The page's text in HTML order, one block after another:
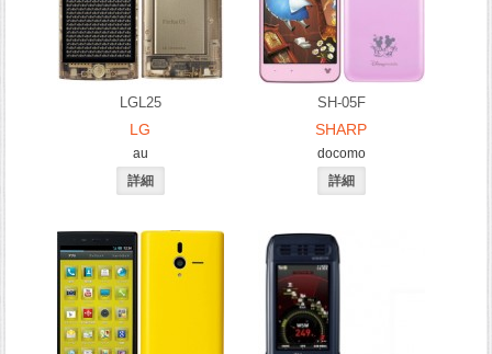
LGL25
LG
au
SH-05F
SHARP
docomo